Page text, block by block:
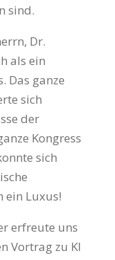
sind.
Dr.
als ein
Das ganze
sich
der
Kongress
sich
ein Luxus!
erfreute uns
Vortrag zu KI